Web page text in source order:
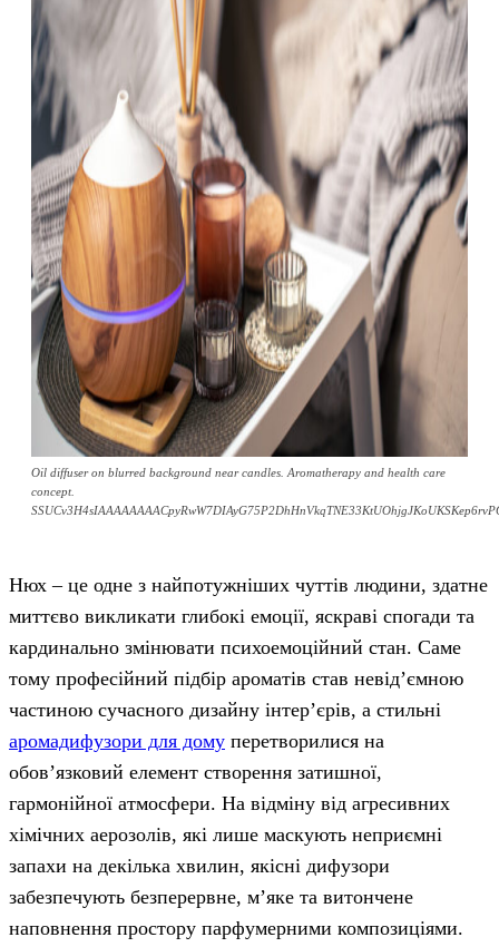
Oil diffuser on blurred background near candles. Aromatherapy and health care
concept.
Нюх – це одне з найпотужніших чуттів людини, здатне
миттєво викликати глибокі емоції, яскраві спогади та
кардинально змінювати психоемоційний стан. Саме
тому професійний підбір ароматів став невід’ємною
частиною сучасного дизайну інтер’єрів, а стильні
аромадифузори для дому перетворилися на
обов’язковий елемент створення затишної,
гармонійної атмосфери. На відміну від агресивних
хімічних аерозолів, які лише маскують неприємні
запахи на декілька хвилин, якісні дифузори
забезпечують безперервне, м’яке та витончене
наповнення простору парфумерними композиціями.